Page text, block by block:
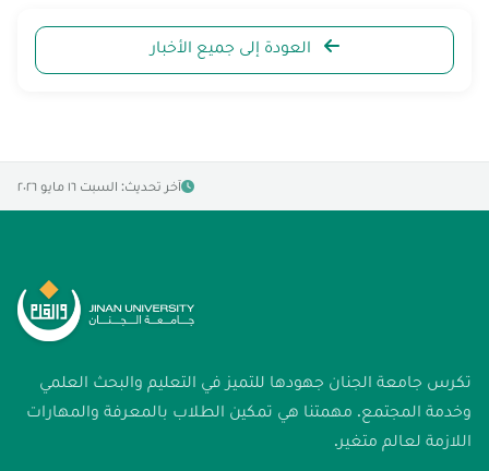
العودة إلى جميع الأخبار
آخر تحديث: السبت ١٦ مايو ٢٠٢٦
تكرس جامعة الجنان جهودها للتميز في التعليم والبحث العلمي
وخدمة المجتمع. مهمتنا هي تمكين الطلاب بالمعرفة والمهارات
اللازمة لعالم متغير.